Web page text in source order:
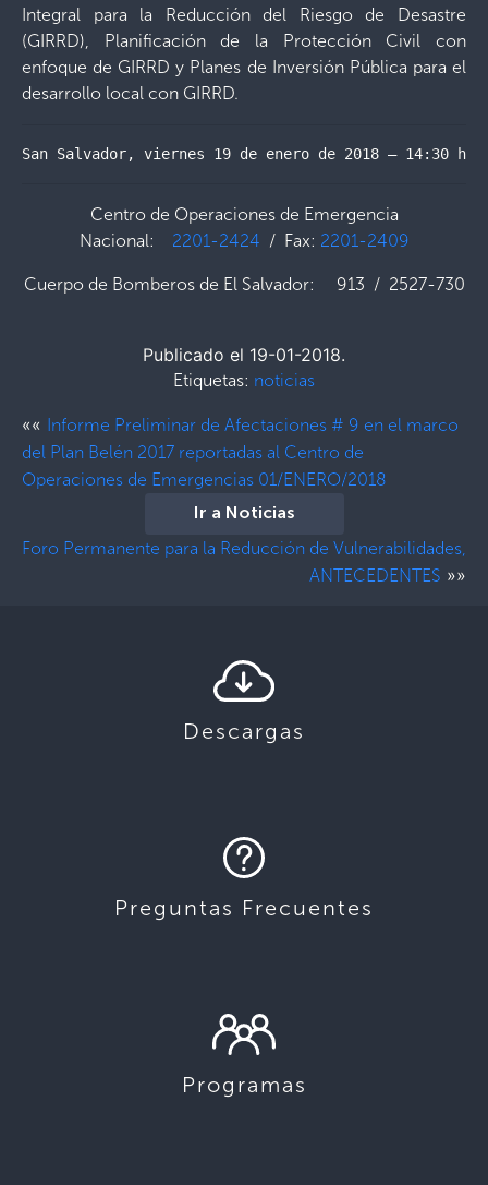
Integral para la Reducción del Riesgo de Desastre
(GIRRD), Planificación de la Protección Civil con
enfoque de GIRRD y Planes de Inversión Pública para el
desarrollo local con GIRRD.
San Salvador, viernes 19 de enero de 2018 – 14:30
Centro de Operaciones de Emergencia
Nacional: 2201-2424 / Fax: 2201-2409
Cuerpo de Bomberos de El Salvador: 913 / 2527-730
Publicado el 19-01-2018.
Etiquetas: noticias
«« Informe Preliminar de Afectaciones # 9 en el marco
del Plan Belén 2017 reportadas al Centro de
Operaciones de Emergencias 01/ENERO/2018
Ir a Noticias
Foro Permanente para la Reducción de Vulnerabilidades,
ANTECEDENTES »»
Descargas
Preguntas Frecuentes
Programas